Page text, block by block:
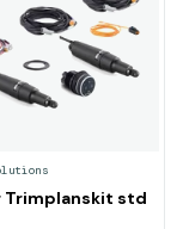
Trimplanskit std